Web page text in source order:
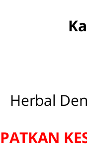
Herbal